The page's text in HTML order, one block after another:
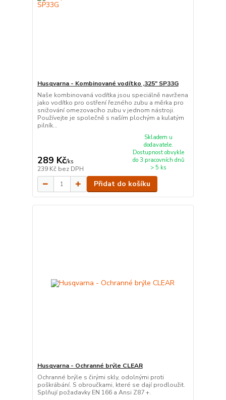
Husqvarna - Kombinované vodítko ,325" SP33G
Naše kombinovaná vodítka jsou speciálně navržena
jako vodítko pro ostření řezného zubu a měrka pro
snižování omezovacího zubu v jednom nástroji.
Používejte je společně s naším plochým a kulatým
pilník...
289 Kč/ks
239 Kč bez DPH
Skladem u
dodavatele.
Dostupnost obvykle
do 3 pracovních dnů
> 5 ks
Přidat do košíku
Husqvarna - Ochranné brýle CLEAR
Ochranné brýle s čirými skly, odolnými proti
poškrábání. S obroučkami, které se dají prodloužit.
Splňují požadavky EN 166 a Ansi Z87 +.